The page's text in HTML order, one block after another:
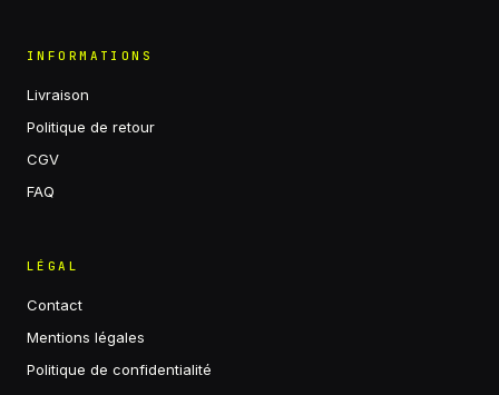
INFORMATIONS
Livraison
Politique de retour
CGV
FAQ
LÉGAL
Contact
Mentions légales
Politique de confidentialité